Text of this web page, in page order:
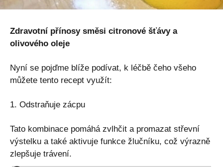
Zdravotní přínosy směsi citronové šťávy a
olivového oleje
Nyní se pojďme blíže podívat, k léčbě čeho všeho
můžete tento recept využít:
1. Odstraňuje zácpu
Tato kombinace pomáhá zvlhčit a promazat střevní
výstelku a také aktivuje funkce žlučníku, což výrazně
zlepšuje trávení.